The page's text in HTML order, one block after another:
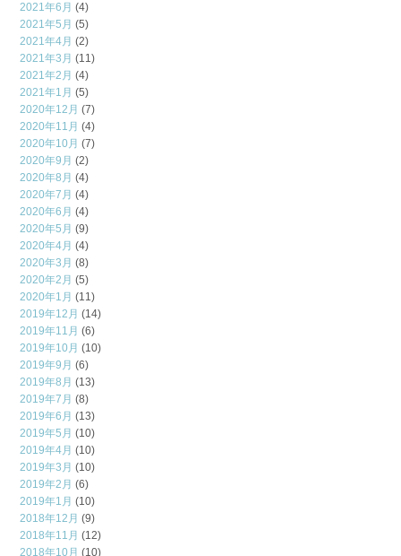
2021年6月 (4)
2021年5月 (5)
2021年4月 (2)
2021年3月 (11)
2021年2月 (4)
2021年1月 (5)
2020年12月 (7)
2020年11月 (4)
2020年10月 (7)
2020年9月 (2)
2020年8月 (4)
2020年7月 (4)
2020年6月 (4)
2020年5月 (9)
2020年4月 (4)
2020年3月 (8)
2020年2月 (5)
2020年1月 (11)
2019年12月 (14)
2019年11月 (6)
2019年10月 (10)
2019年9月 (6)
2019年8月 (13)
2019年7月 (8)
2019年6月 (13)
2019年5月 (10)
2019年4月 (10)
2019年3月 (10)
2019年2月 (6)
2019年1月 (10)
2018年12月 (9)
2018年11月 (12)
2018年10月 (10)